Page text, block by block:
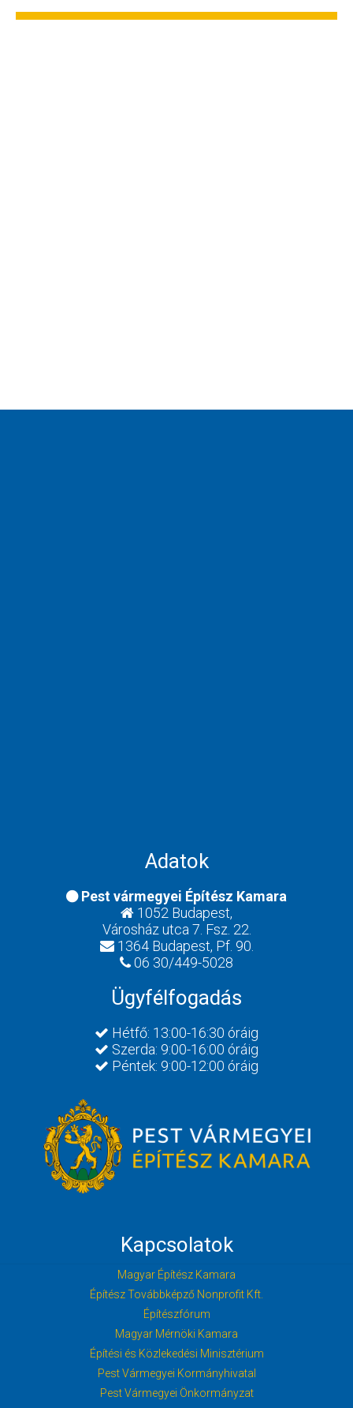
Adatok
Pest vármegyei Építész Kamara
1052 Budapest,
Városház utca 7. Fsz. 22.
1364 Budapest, Pf. 90.
06 30/449-5028
Ügyfélfogadás
Hétfő: 13:00-16:30 óráig
Szerda: 9:00-16:00 óráig
Péntek: 9:00-12:00 óráig
Kapcsolatok
Magyar Építész Kamara
Építész Továbbképző Nonprofit Kft.
Építészfórum
Magyar Mérnöki Kamara
Építési és Közlekedési Minisztérium
Pest Vármegyei Kormányhivatal
Pest Vármegyei Önkormányzat